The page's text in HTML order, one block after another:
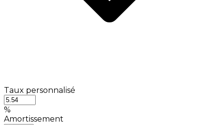
Taux personnalisé
%
Amortissement